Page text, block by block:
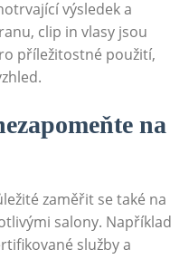
výsledek a
clip in vlasy jsou
příležitostné použití,
na
zaměřit se také na
salony. Například
služby a